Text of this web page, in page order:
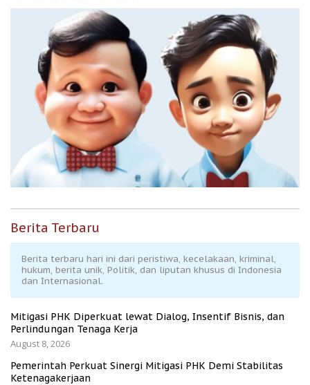
Berita Terbaru
Berita terbaru hari ini dari peristiwa, kecelakaan, kriminal,
hukum, berita unik, Politik, dan liputan khusus di Indonesia
dan Internasional.
Mitigasi PHK Diperkuat lewat Dialog, Insentif Bisnis, dan
Perlindungan Tenaga Kerja
August 8, 2026
Pemerintah Perkuat Sinergi Mitigasi PHK Demi Stabilitas
Ketenagakerjaan